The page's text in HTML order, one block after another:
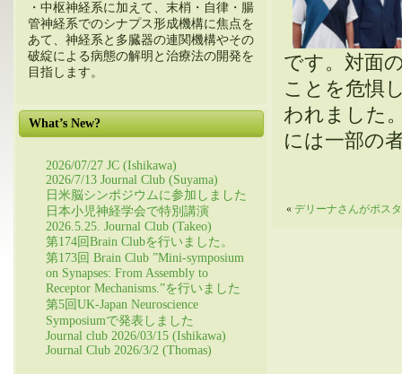
・中枢神経系に加えて、末梢・自律・腸
管神経系でのシナプス形成機構に焦点を
あて、神経系と多臓器の連関機構やその
破綻による病態の解明と治療法の開発を
目指します。
What’s New?
2026/07/27 JC (Ishikawa)
2026/7/13 Journal Club (Suyama)
日米脳シンポジウムに参加しました
日本小児神経学会で特別講演
2026.5.25. Journal Club (Takeo)
第174回Brain Clubを行いました。
第173回 Brain Club ”Mini-symposium
on Synapses: From Assembly to
Receptor Mechanisms.”を行いました
第5回UK-Japan Neuroscience
Symposiumで発表しました
Journal club 2026/03/15 (Ishikawa)
Journal Club 2026/3/2 (Thomas)
です。対面
ことを危惧
われました
には一部の
« デリーナさんがポス